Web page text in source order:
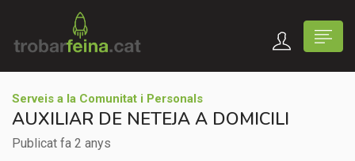
Serveis a la Comunitat i Personals
AUXILIAR DE NETEJA A DOMICILI
Publicat fa 2 anys